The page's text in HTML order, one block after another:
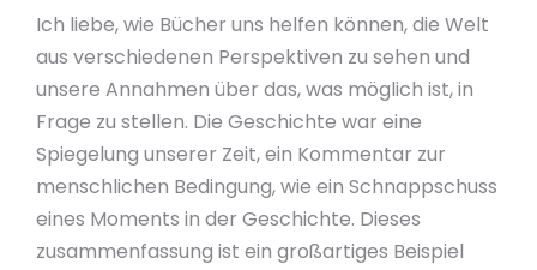
Ich liebe, wie Bücher uns helfen können, die Welt
aus verschiedenen Perspektiven zu sehen und
unsere Annahmen über das, was möglich ist, in
Frage zu stellen. Die Geschichte war eine
Spiegelung unserer Zeit, ein Kommentar zur
menschlichen Bedingung, wie ein Schnappschuss
eines Moments in der Geschichte. Dieses
zusammenfassung ist ein großartiges Beispiel